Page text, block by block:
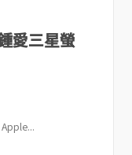
愛三星螢